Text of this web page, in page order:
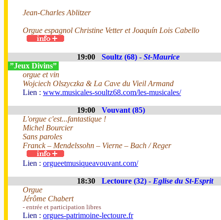
Jean-Charles Ablitzer
Orgue espagnol Christine Vetter et Joaquín Lois Cabello
19:00 Soultz (68) - St-Maurice
”Jeux Divins”
orgue et vin
Wojciech Olszyczka & La Cave du Vieil Armand
Lien : www.musicales-soultz68.com/les-musicales/
19:00
Vouvant (85)
L'orgue c'est...fantastique !
Michel Bourcier
Sans paroles
Franck – Mendelssohn – Vierne – Bach / Reger
Lien : orgueetmusiqueavouvant.com/
18:30 Lectoure (32) - Eglise du St-Esprit
Orgue
Jérôme Chabert
- entrée et participation libres
Lien : orgues-patrimoine-lectoure.fr